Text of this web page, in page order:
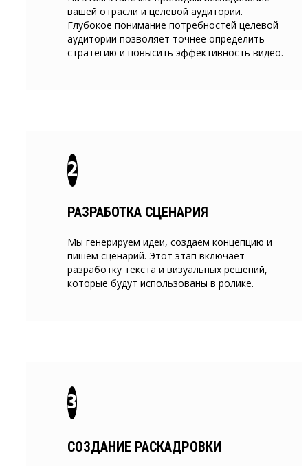
вашей отрасли и целевой аудитории.
Глубокое понимание потребностей целевой
аудитории позволяет точнее определить
стратегию и повысить эффективность видео.
РАЗРАБОТКА СЦЕНАРИЯ
Мы генерируем идеи, создаем концепцию и
пишем сценарий. Этот этап включает
разработку текста и визуальных решений,
которые будут использованы в ролике.
СОЗДАНИЕ РАСКАДРОВКИ